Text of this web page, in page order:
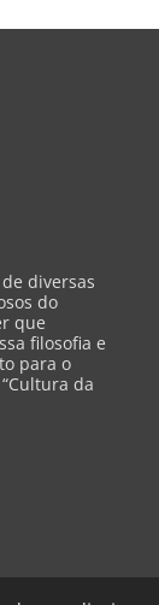
diversas
do
que
filosofia e
para o
da